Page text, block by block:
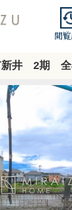
閲
井 2期 全